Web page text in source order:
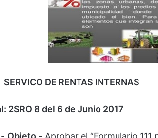
SERVICO DE RENTAS INTERNAS
2SRO 8 del 6 de Junio 2017
Objeto.- Aprobar el “Formulario